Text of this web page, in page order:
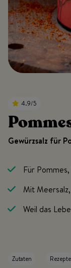
4.9/5
Gewürzsalz für
Für
Mit Meersalz,
Weil das
Zutaten Rezepte